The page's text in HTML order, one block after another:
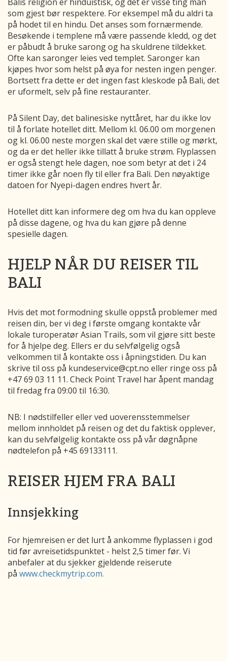
som gjest bør respektere. For eksempel må du aldri ta
på hodet til en hindu. Det anses som fornærmende.
Besøkende i templene må være passende kledd, og det
er påbudt å bruke sarong og ha skuldrene tildekket.
Ofte kan saronger leies ved templet. Saronger kan
kjøpes hvor som helst på øya for nesten ingen penger.
Bortsett fra dette er det ingen fast kleskode på Bali, det
er uformelt, selv på fine restauranter.
På Silent Day, det balinesiske nyttåret, har du ikke lov
til å forlate hotellet ditt. Mellom kl. 06.00 om morgenen
og kl. 06.00 neste morgen skal det være stille og mørkt,
og da er det heller ikke tillatt å bruke strøm. Flyplassen
er også stengt hele dagen, noe som betyr at det i 24
timer ikke går noen fly til eller fra Bali. Den nøyaktige
datoen for Nyepi-dagen endres hvert år.
Hotellet ditt kan informere deg om hva du kan oppleve
på disse dagene, og hva du kan gjøre på denne
spesielle dagen.
HJELP NÅR DU REISER TIL
BALI
Hvis det mot formodning skulle oppstå problemer med
reisen din, ber vi deg i første omgang kontakte vår
lokale turoperatør Asian Trails, som vil gjøre sitt beste
for å hjelpe deg. Ellers er du selvfølgelig også
velkommen til å kontakte oss i åpningstiden. Du kan
skrive til oss på kundeservice@cpt.no eller ringe oss på
+47 69 03 11 11. Check Point Travel har åpent mandag
til fredag fra 09:00 til 16:30.
NB: I nødstilfeller eller ved uoverensstemmelser
mellom innholdet på reisen og det du faktisk opplever,
kan du selvfølgelig kontakte oss på vår døgnåpne
nødtelefon på +45 69133111.
REISER HJEM FRA BALI
Innsjekking
For hjemreisen er det lurt å ankomme flyplassen i god
tid før avreisetidspunktet - helst 2,5 timer før. Vi
anbefaler at du sjekker gjeldende reiserute
på www.checkmytrip.com.